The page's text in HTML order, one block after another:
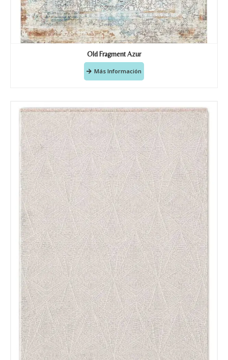
Old Fragment Azur
Más Información